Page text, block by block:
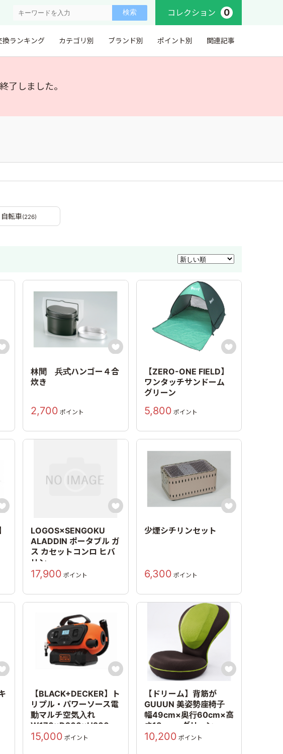
コレクション 0
換ランキング カテゴリ別 ブランド別 ポイント別 関連記事
了しました。
自転車(226)

林間 兵式ハンゴー４合
炊き
2,700 ポイント

【ZERO-ONE FIELD】
ワンタッチサンドーム
グリーン
5,800 ポイント

LOGOS×SENGOKU
ALADDIN ポータブル ガ
ス カセットコンロ ヒバ
リン
17,900 ポイント

少煙シチリンセット
6,300 ポイント

【BLACK+DECKER】ト
リプル・パワーソース電
動マルチ空気入れ
W170×D260×H200mm
15,000 ポイント

【ドリーム】背筋が
GUUUN 美姿勢座椅子
幅49cm×奥行60cm×高
さ18cm グリーン
10,200 ポイント